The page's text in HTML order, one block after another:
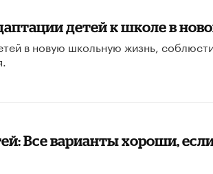
детей к школе в
в новую школьную жизнь,
Все варианты хороши,